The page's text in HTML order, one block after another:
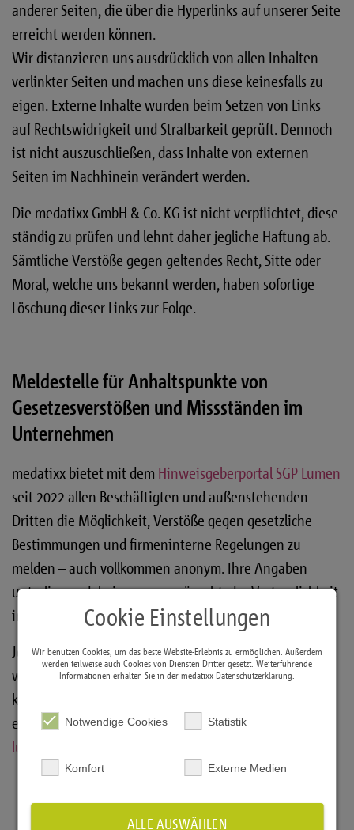
anderer Seiten, die über die Hyperlinks auf unserer Seite
erreicht werden können.
Wir distanzieren uns ausdrücklich von allen Inhalten
verlinkter Seiten und machen uns diese keinesfalls zu
eigen. Externe Inhalte wurden beim Setzen von Links
auf Rechtswidrigkeit und Strafbarkeit geprüft. Dennoch
ist nicht auszuschließen, dass Inhalte von externen
Seiten im Nachhinein verändert werden.
Die medatixx GmbH & Co. KG ist nicht verpflichtet, diese
ständig zu prüfen und lehnt daher jegliche Haftung ab.
Sämtliche Verstöße gegen geltendes Recht, Sitte oder
Moral, welche uns bekannt werden, haben sofortige
Löschung dieser Links zur Folge.
Meldestelle für Anhaltspunkte von
Gesetzesverstößen und Missständen im
Unternehmen
medatixx bietet mit dem Hinweisgeberportal SGP Lumen
seit 2022 allen Beschäftigten und außenstehenden
Dritten die Möglichkeit, Verstöße gegen gesetzliche
Bestimmungen und firmeninterne Regelungen zu
melden – auch vollkommen anonym. Ihre Angaben
unterliegen dabei, wenn gewünscht, der Vertraulichkeit
im Rahmen der gesetzlichen Bestimmungen.
Jede Meldung wird eingehend geprüft, Verdachtsfälle
werden untersucht und etwaigen Verstößen wird
konsequent nachgegangen. Das Hinweisgeberportal
erreichen Sie über folgenden Link:https://sgp-
lumen.de/app/medatixx
Cookie Einstellungen
Wir benutzen Cookies, um das beste Website-Erlebnis zu ermöglichen. Außerdem
werden teilweise auch Cookies von Diensten Dritter gesetzt. Weiterführende
Informationen erhalten Sie in der medatixx Datenschutzerklärung
Notwendige Cookies Statistik
Komfort Externe Medien
ALLE AUSWÄHLEN